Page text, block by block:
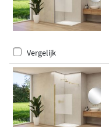
Vergelijk